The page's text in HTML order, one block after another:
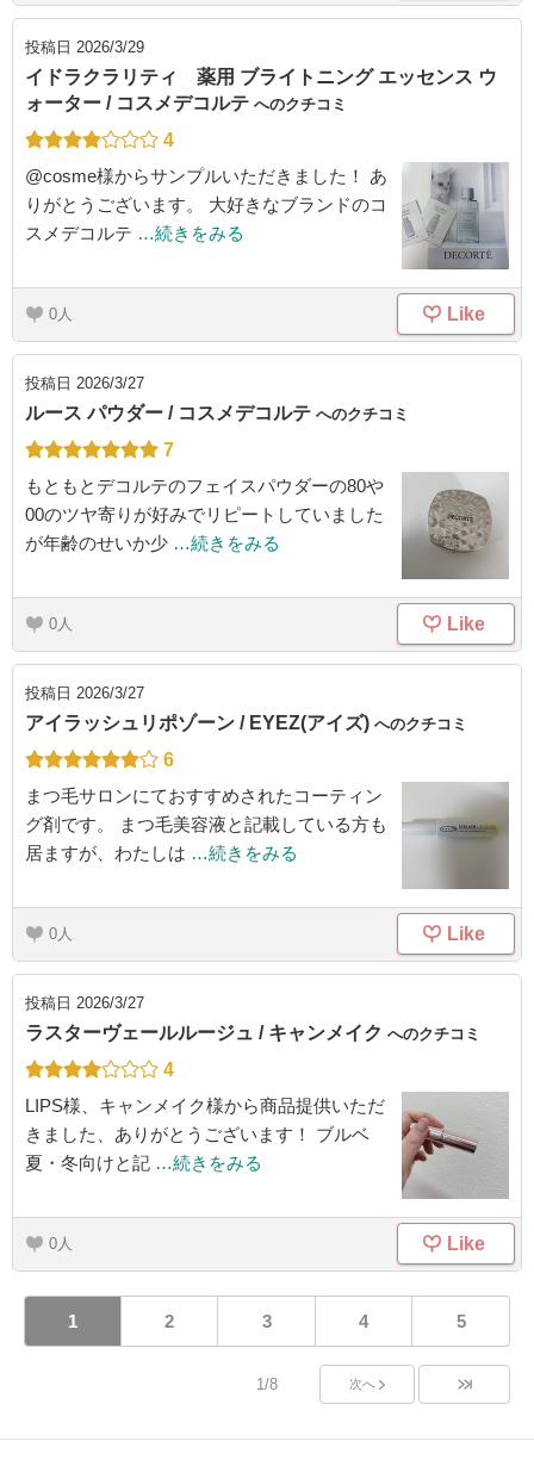
投稿日 2026/3/29
イドラクラリティ 薬用 ブライトニング エッセンス ウ
ォーター / コスメデコルテ へのクチコミ
4
@cosme様からサンプルいただきました！ あ
りがとうございます。 大好きなブランドのコ
スメデコルテ …続きをみる
0 Like
投稿日 2026/3/27
ルース パウダー / コスメデコルテ へのクチコミ
7
もともとデコルテのフェイスパウダーの80や
00のツヤ寄りが好みでリピートしていました
が年齢のせいか少 …続きをみる
0 Like
投稿日 2026/3/27
アイラッシュリポゾーン / EYEZ(アイズ) へのクチコミ
6
まつ毛サロンにておすすめされたコーティン
グ剤です。 まつ毛美容液と記載している方も
居ますが、わたしは …続きをみる
0 Like
投稿日 2026/3/27
ラスターヴェールルージュ / キャンメイク へのクチコミ
4
LIPS様、キャンメイク様から商品提供いただ
きました、ありがとうございます！ ブルベ
夏・冬向けと記 …続きをみる
0 Like
1 2 3 4 5
1/8 次へ